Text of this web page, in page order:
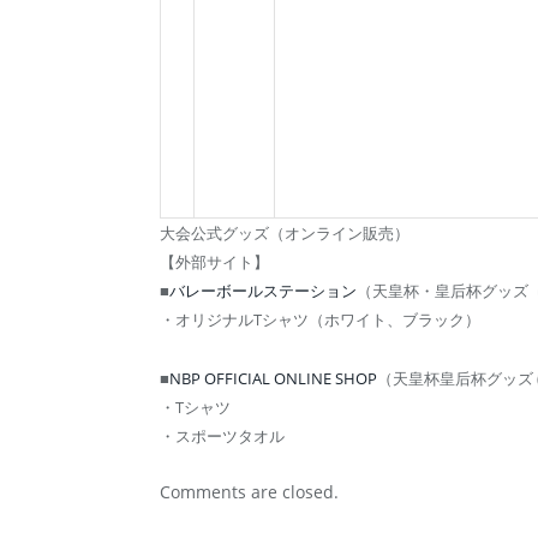
大会公式グッズ（オンライン販売）
【外部サイト】
■バレーボールステーション （天皇杯・皇后杯グッ
・オリジナルTシャツ（ホワイト、ブラック）
■NBP OFFICIAL ONLINE SHOP （天皇杯皇后杯グッズ
・Tシャツ
・スポーツタオル
Comments are closed.